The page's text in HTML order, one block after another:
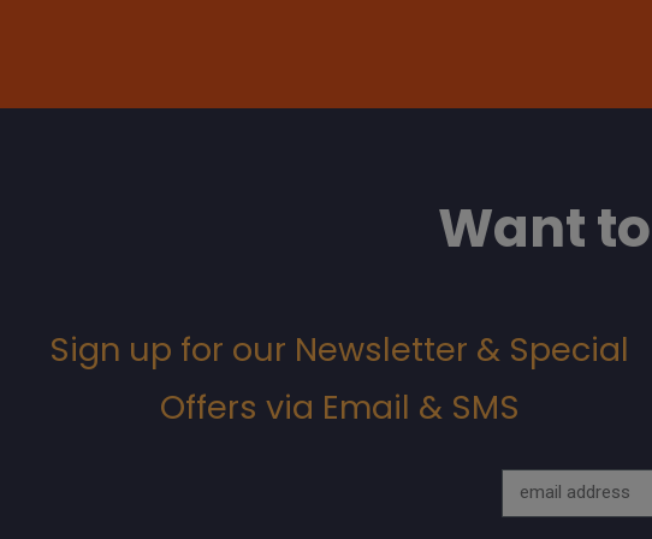
Want to
Sign up for our Newsletter & Special
Offers via Email & SMS